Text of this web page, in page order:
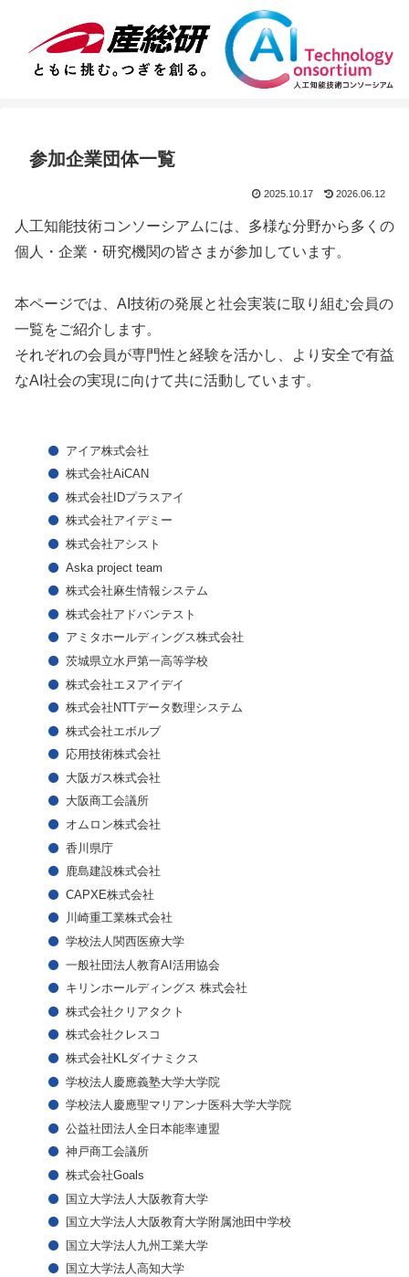
参加企業団体一覧
2025.10.17 2026.06.12
人工知能技術コンソーシアムには、多様な分野から多くの
個人・企業・研究機関の皆さまが参加しています。
本ページでは、AI技術の発展と社会実装に取り組む会員の
一覧をご紹介します。
それぞれの会員が専門性と経験を活かし、より安全で有益
なAI社会の実現に向けて共に活動しています。
アイア株式会社
株式会社AiCAN
株式会社IDプラスアイ
株式会社アイデミー
株式会社アシスト
Aska project team
株式会社麻生情報システム
株式会社アドバンテスト
アミタホールディングス株式会社
茨城県立水戸第一高等学校
株式会社エヌアイデイ
株式会社NTTデータ数理システム
株式会社エボルブ
応用技術株式会社
大阪ガス株式会社
大阪商工会議所
オムロン株式会社
香川県庁
鹿島建設株式会社
CAPXE株式会社
川崎重工業株式会社
学校法人関西医療大学
一般社団法人教育AI活用協会
キリンホールディングス 株式会社
株式会社クリアタクト
株式会社クレスコ
株式会社KLダイナミクス
学校法人慶應義塾大学大学院
学校法人慶應聖マリアンナ医科大学大学院
公益社団法人全日本能率連盟
神戸商工会議所
株式会社Goals
国立大学法人大阪教育大学
国立大学法人大阪教育大学附属池田中学校
国立大学法人九州工業大学
国立大学法人高知大学